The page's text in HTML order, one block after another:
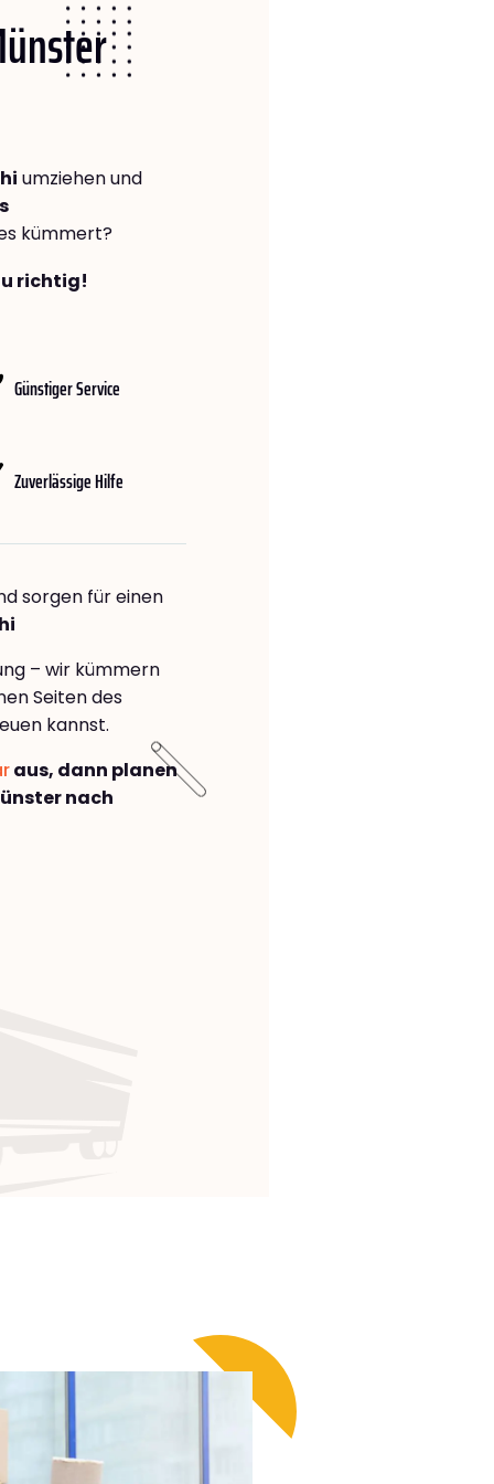
umziehen und
kümmert?
richtig!
Günstiger Service
Zuverlässige Hilfe
sorgen für einen
– wir kümmern
Seiten des
kannst.
aus, dann planen
nach